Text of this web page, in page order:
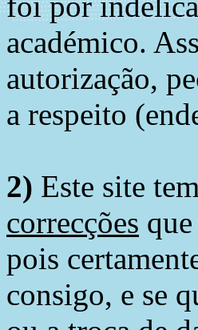
académico.
autorização,
a respeito
2) Este site
correcções
pois
consigo, e se